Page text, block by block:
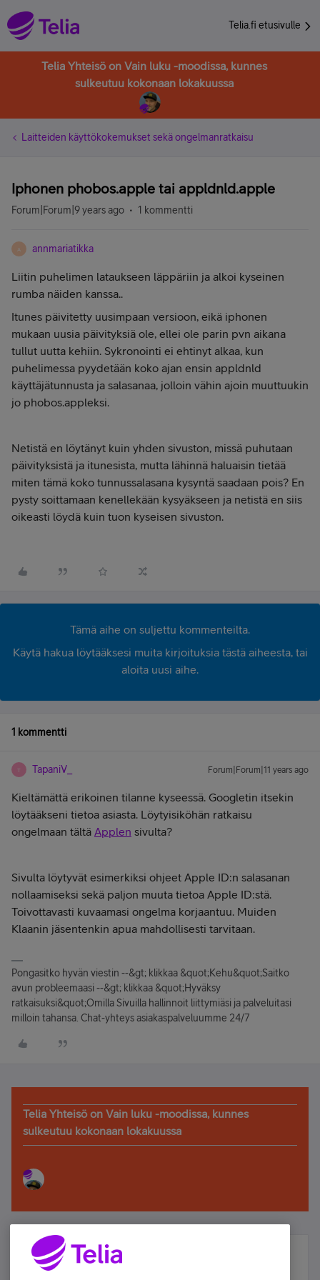
Telia.fi etusivulle
Telia Yhteisö on Vain luku -moodissa, kunnes
sulkeutuu kokonaan lokakuussa
Laitteiden käyttökokemukset sekä ongelmanratkaisu
Iphonen phobos.apple tai appldnld.apple
Forum|Forum|9 years ago 1 kommentti
A annmariatikka
Liitin puhelimen lataukseen läppäriin ja alkoi kyseinen
rumba näiden kanssa..
Itunes päivitetty uusimpaan versioon, eikä iphonen
mukaan uusia päivityksiä ole, ellei ole parin pvn aikana
tullut uutta kehiin. Sykronointi ei ehtinyt alkaa, kun
puhelimessa pyydetään koko ajan ensin appldnld
käyttäjätunnusta ja salasanaa, jolloin vähin ajoin muuttuukin
jo phobos.appleksi.
Netistä en löytänyt kuin yhden sivuston, missä puhutaan
päivityksistä ja itunesista, mutta lähinnä haluaisin tietää
miten tämä koko tunnussalasana kysyntä saadaan pois? En
pysty soittamaan kenellekään kysyäkseen ja netistä en siis
oikeasti löydä kuin tuon kyseisen sivuston.
Tämä aihe on suljettu kommenteilta.
Käytä hakua löytääksesi muita kirjoituksia tästä aiheesta, tai
aloita uusi aihe.
1 kommentti
T TapaniV_ Forum|Forum|11 years ago
Kieltämättä erikoinen tilanne kyseessä. Googletin itsekin
löytääkseni tietoa asiasta. Löytyisiköhän ratkaisu
ongelmaan tältä Applen sivulta?
Sivulta löytyvät esimerkiksi ohjeet Apple ID:n salasanan
nollaamiseksi sekä paljon muuta tietoa Apple ID:stä.
Toivottavasti kuvaamasi ongelma korjaantuu. Muiden
Klaanin jäsentenkin apua mahdollisesti tarvitaan.
Pongasitko hyvän viestin --&gt; klikkaa &quot;Kehu&quot;Saitko
avun probleemaasi --&gt; klikkaa &quot;Hyväksy
ratkaisuksi&quot;Omilla Sivuilla hallinnoit liittymiäsi ja palveluitasi
milloin tahansa. Chat-yhteys asiakaspalveluumme 24/7
Telia Yhteisö on Vain luku -moodissa, kunnes
sulkeutuu kokonaan lokakuussa
Älä jää paitsi – osallistu ja voita!